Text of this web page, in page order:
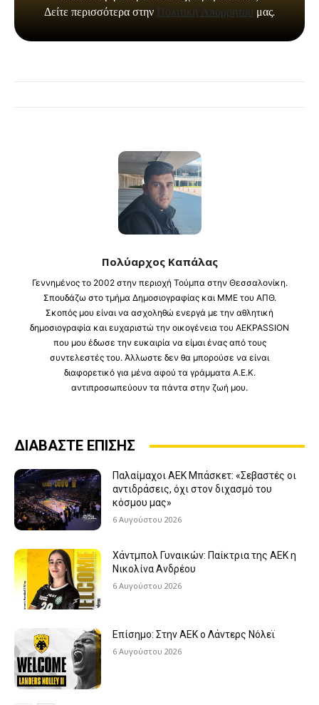
Πολύαρχος Καπάλας
Γεννημένος το 2002 στην περιοχή Τούμπα στην Θεσσαλονίκη.
Σπουδάζω στο τμήμα Δημοσιογραφίας και ΜΜΕ του ΑΠΘ.
Σκοπός μου είναι να ασχοληθώ ενεργά με την αθλητική
δημοσιογραφία και ευχαριστώ την οικογένεια του AEKPASSION
που μου έδωσε την ευκαιρία να είμαι ένας από τους
συντελεστές του. Άλλωστε δεν θα μπορούσε να είναι
διαφορετικό για μένα αφού τα γράμματα Α.Ε.Κ.
αντιπροσωπεύουν τα πάντα στην ζωή μου.
ΔΙΑΒΑΣΤΕ ΕΠΙΣΗΣ
Παλαίμαχοι ΑΕΚ Μπάσκετ: «Σεβαστές οι
αντιδράσεις, όχι στον διχασμό του
κόσμου μας»
6 Αυγούστου 2026
Χάντμπολ Γυναικών: Παίκτρια της ΑΕΚ η
Νικολίνα Ανδρέου
6 Αυγούστου 2026
Επίσημο: Στην ΑΕΚ ο Λάντερς Νόλεϊ
6 Αυγούστου 2026